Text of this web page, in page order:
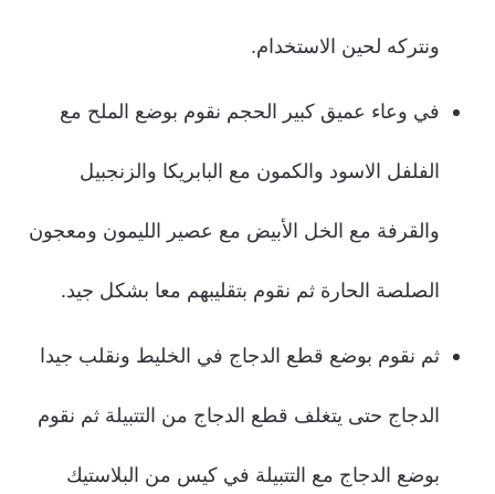
ونتركه لحين الاستخدام.
في وعاء عميق كبير الحجم نقوم بوضع الملح مع
الفلفل الاسود والكمون مع البابريكا والزنجبيل
والقرفة مع الخل الأبيض مع عصير الليمون ومعجون
الصلصة الحارة ثم نقوم بتقليبهم معا بشكل جيد.
ثم نقوم بوضع قطع الدجاج في الخليط ونقلب جيدا
الدجاج حتى يتغلف قطع الدجاج من التتبيلة ثم نقوم
بوضع الدجاج مع التتبيلة في كيس من البلاستيك